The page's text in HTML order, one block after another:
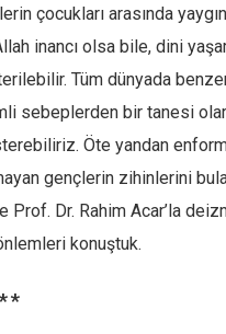
çocukları arasında yaygın
inancı olsa bile, dini
Tüm dünyada
sebeplerden bir tanesi
Öte yandan
gençlerin zihinlerini
Dr. Rahim Acar’la
konuştuk.
*